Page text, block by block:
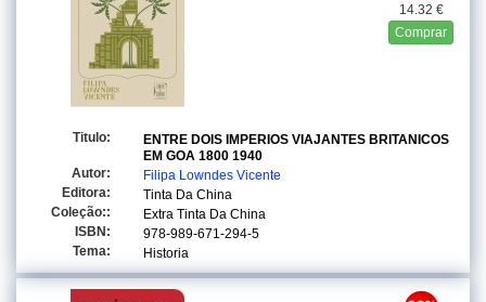
14.32 €
Comprar
Titulo:
ENTRE DOIS IMPERIOS VIAJANTES BRITANICOS
EM GOA 1800 1940
Autor:
Filipa Lowndes Vicente
Editora:
Tinta Da China
Coleção::
Extra Tinta Da China
ISBN:
978-989-671-294-5
Tema:
Historia